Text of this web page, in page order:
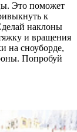
Это поможет
к
наклоны
и вращения
на сноуборде,
Попробуй